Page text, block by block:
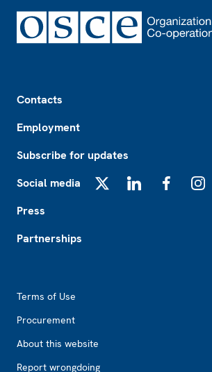
Contacts
Employment
Subscribe for updates
Social media
Press
Partnerships
Terms of Use
Procurement
About this website
Report wrongdoing